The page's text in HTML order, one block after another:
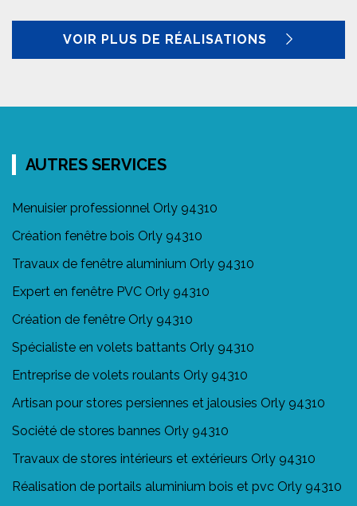
VOIR PLUS DE RÉALISATIONS
AUTRES SERVICES
Menuisier professionnel Orly 94310
Création fenêtre bois Orly 94310
Travaux de fenêtre aluminium Orly 94310
Expert en fenêtre PVC Orly 94310
Création de fenêtre Orly 94310
Spécialiste en volets battants Orly 94310
Entreprise de volets roulants Orly 94310
Artisan pour stores persiennes et jalousies Orly 94310
Société de stores bannes Orly 94310
Travaux de stores intérieurs et extérieurs Orly 94310
Réalisation de portails aluminium bois et pvc Orly 94310